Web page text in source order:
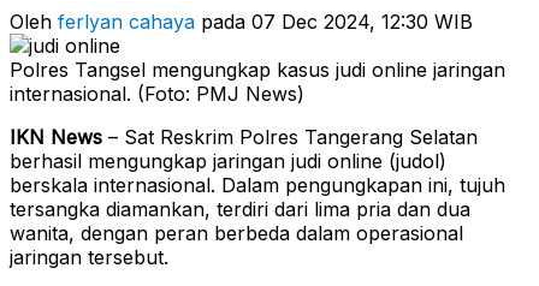
Oleh ferlyan cahaya pada 07 Dec 2024, 12:30 WIB
Polres Tangsel mengungkap kasus judi online jaringan
internasional. (Foto: PMJ News)
IKN News – Sat Reskrim Polres Tangerang Selatan
berhasil mengungkap jaringan judi online (judol)
berskala internasional. Dalam pengungkapan ini, tujuh
tersangka diamankan, terdiri dari lima pria dan dua
wanita, dengan peran berbeda dalam operasional
jaringan tersebut.